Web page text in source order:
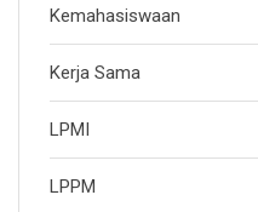
Kemahasiswaan
Kerja Sama
LPMI
LPPM